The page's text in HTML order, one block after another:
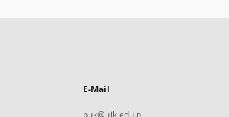
E-Mail
buk@ujk.edu.pl